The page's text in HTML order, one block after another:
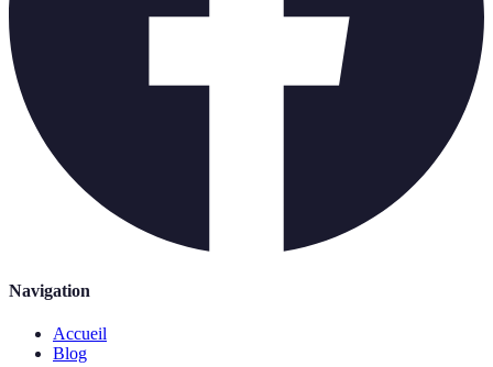
Navigation
Accueil
Blog